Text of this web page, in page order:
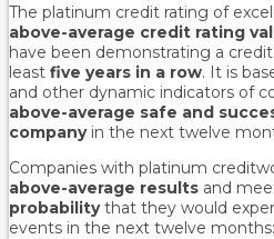
The platinum credit rating of
above-average credit rating
have been demonstrating a
least five years in a row. It is
and other dynamic indicators of
above-average safe and
companyin the next twelve
Companies with platinum
above-average results and
probabilitythat they would
events in the next twelve months: